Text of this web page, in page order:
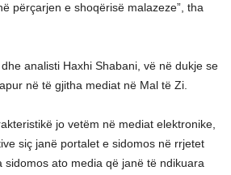
përçarjen e shoqërisë malazeze”, tha
analisti Haxhi Shabani, vë në dukje se
në të gjitha mediat në Mal të Zi.
jo vetëm në mediat elektronike,
siç janë portalet e sidomos në rrjetet
sidomos ato media që janë të ndikuara